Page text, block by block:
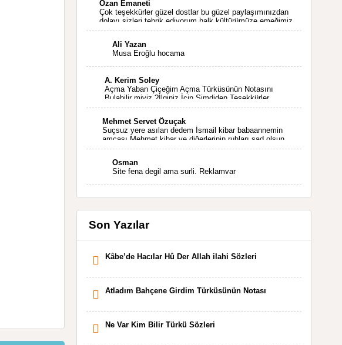
Ozan Emaneti
Çok teşekkürler güzel dostlar bu güzel paylaşımınızdan
dolayı sizleri tebrik ediyorum halk kültürümüze emeğimiz
geçti ise ne mutlu bizlere sizlerin sayesinde türkülerimiz
Ali Yazan
Musa Eroğlu hocama
A. Kerim Soley
Açma Yaban Çiçeğim Açma Türküsünün Notasını
Bulabilir miyiz ?İlginiz İçin Şimdiden Teşekkürler.
Mehmet Servet Özuçak
Suçsuz yere asılan dedem İsmail kibar babaannemin
amcası Mehmet kibar ve diğerlerinin ruhları şad olsun.
Kahrolsun Cemal paşa
Osman
Site fena degil ama surli. Reklamvar
Son Yazılar
Kâbe’de Hacılar Hû Der Allah ilahi Sözleri
Atladım Bahçene Girdim Türküsünün Notası
Ne Var Kim Bilir Türkü Sözleri